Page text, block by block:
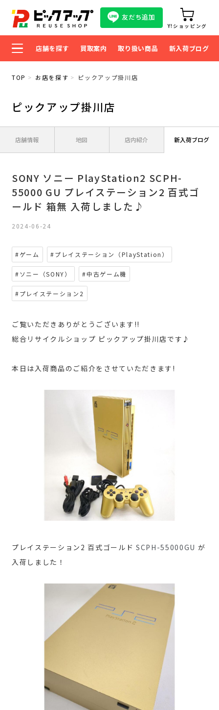
友だち追加
Y!ショッピング
店舗を探す 買取案内 取り扱い商品 新入荷ブログ
TOP お店を探す ピックアップ掛川店
ピックアップ掛川店
店舗情報 地図 店内紹介 新入荷ブログ
SONY ソニー PlayStation2 SCPH-
55000 GU プレイステーション2 百式ゴ
ールド 箱無 入荷しました♪
2024-06-24
#ゲーム #プレイステーション（PlayStation）
#ソニー（SONY） #中古ゲーム機
#プレイステーション2
ご覧いただきありがとうございます!!
総合リサイクルショップ ピックアップ掛川店です♪
本日は入荷商品のご紹介をさせていただきます!
プレイステーション2 百式ゴールド SCPH-55000GU が
入荷しました！